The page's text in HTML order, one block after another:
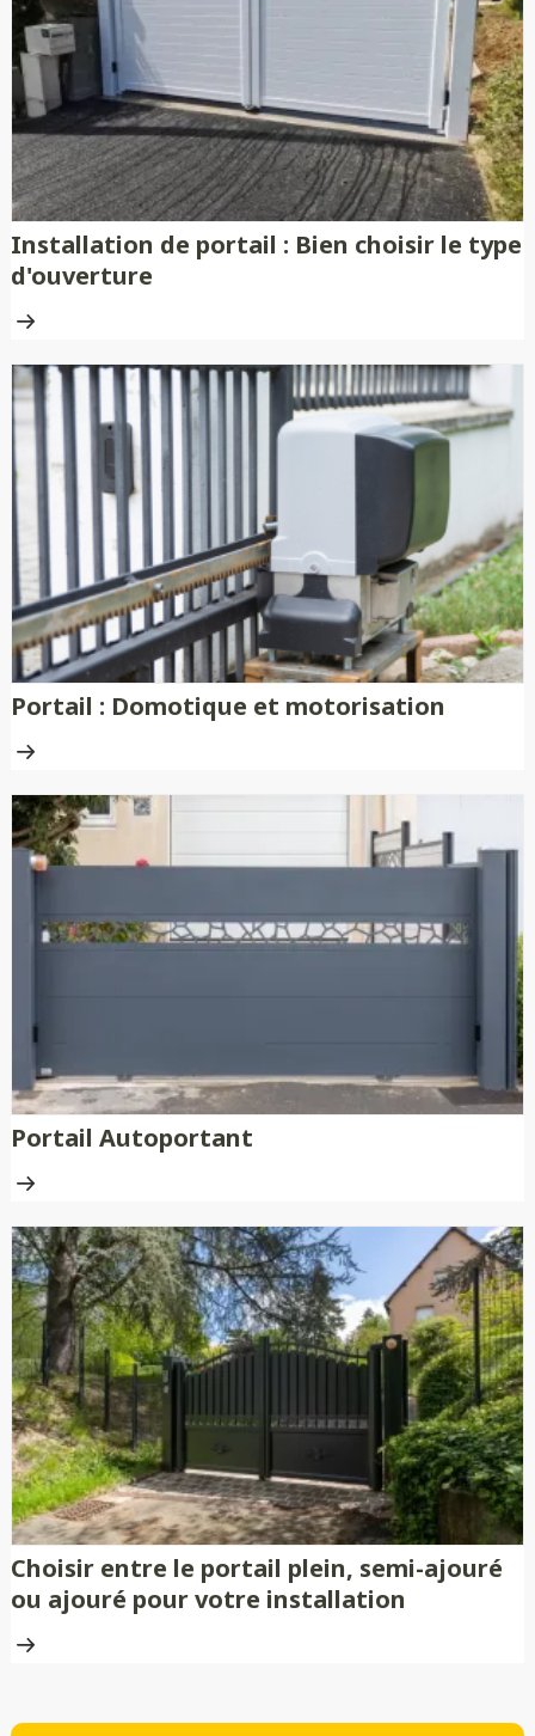
nécessitent aucune peinture ni
traitement anti-rouille.
Installation de portail : Bien choisir le type
d'ouverture
Portail : Domotique et motorisation
Portail Autoportant
Choisir entre le portail plein, semi-ajouré
ou ajouré pour votre installation